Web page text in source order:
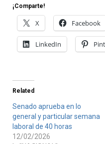
¡Comparte!
X Facebook
LinkedIn
Related
Senado aprueba en lo
general y particular semana
laboral de 40 horas
12/02/2026